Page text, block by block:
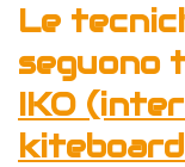
Le
seguono
IKO